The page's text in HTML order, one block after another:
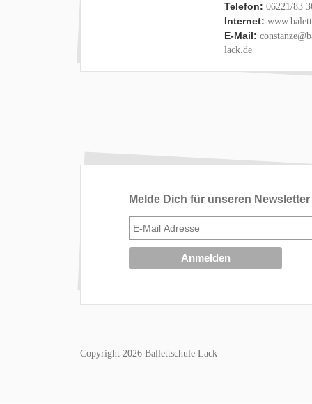
Telefon: 06221/83
Internet:
E-Mail:
lack.de
Melde Dich für unseren
Copyright 2026 Ballettschule Lack